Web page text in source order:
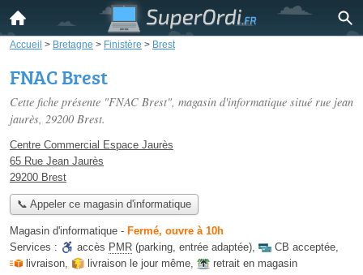
Accueil > Bretagne > Finistère > Brest
FNAC Brest
Cette fiche présente "FNAC Brest", magasin d'informatique situé rue jean
jaurès, 29200 Brest.
Centre Commercial Espace Jaurès
65 Rue Jean Jaurès
29200 Brest
📞 Appeler ce magasin d'informatique
Magasin d'informatique - Fermé, ouvre à 10h
Services :
accès PMR (parking, entrée adaptée), CB acceptée,
livraison, livraison le jour même, retrait en magasin